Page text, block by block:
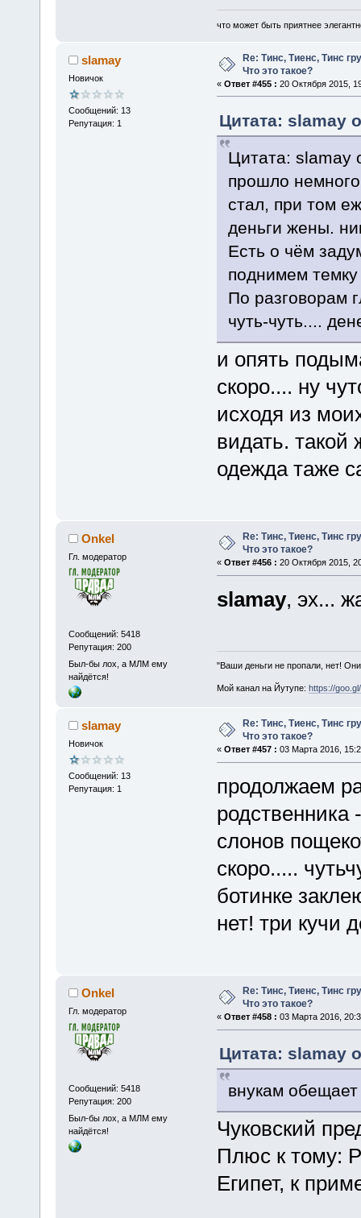
что может быть приятнее
slamay
Новичок
Сообщений: 13
Репутация: 1
Re: Тинс, Тиенс, Тинс
Что это такое?
« Ответ #455 : 20 Октября 2015,
Цитата: slamay
Цитата: slamay
прошло
стал, при том
деньги жены.
Есть о чём
поднимем
По разговорам
чуть-чуть....
и опять
скоро.... ну
исходя из
видать.
одежда таже
Onkel
Гл. модератор
Сообщений: 5418
Репутация: 200
Был-бы лох, а МЛМ ему
найдётся!
Re: Тинс, Тиенс, Тинс
Что это такое?
« Ответ #456 : 20 Октября 2015,
slamay, эх...
"Ваши деньги не пропали, нет!
Мой канал на Йутупе: https://
slamay
Новичок
Сообщений: 13
Репутация: 1
Re: Тинс, Тиенс, Тинс
Что это такое?
« Ответ #457 : 03 Марта 2016,
продолжаем
родственника
слонов
скоро.....
ботинке
нет! три кучи
Onkel
Гл. модератор
Сообщений: 5418
Репутация: 200
Был-бы лох, а МЛМ ему
найдётся!
Re: Тинс, Тиенс, Тинс
Что это такое?
« Ответ #458 : 03 Марта 2016,
Цитата: slamay
внукам
Чуковский
Плюс к тому:
Египет, к